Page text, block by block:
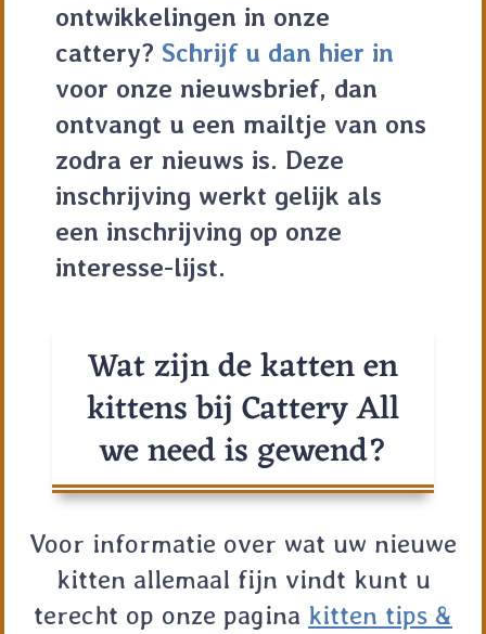
ontwikkelingen in onze
cattery? Schrijf u dan hier in
voor onze nieuwsbrief, dan
ontvangt u een mailtje van ons
zodra er nieuws is. Deze
inschrijving werkt gelijk als
een inschrijving op onze
interesse-lijst.
Wat zijn de katten en
kittens bij Cattery All
we need is gewend?
Voor informatie over wat uw nieuwe
kitten allemaal fijn vindt kunt u
terecht op onze pagina kitten tips &